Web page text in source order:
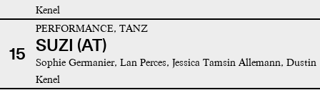
Kenel
15
PERFORMANCE, TANZ
SUZI (AT)
Sophie Germanier, Lan Perces, Jessica Tamsin Allemann, Dustin
Kenel